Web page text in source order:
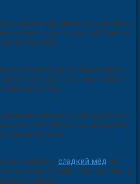
временем, иначе я бы вернула
на тебя негатив, родной. Прости
на моей душе от нанесённого
даже звёзды потухли в чёрных
ветров я хочу разогнать
тебе. Может их ласковый
родной, исладкий мёд на
в горький кофе. Прости, верни